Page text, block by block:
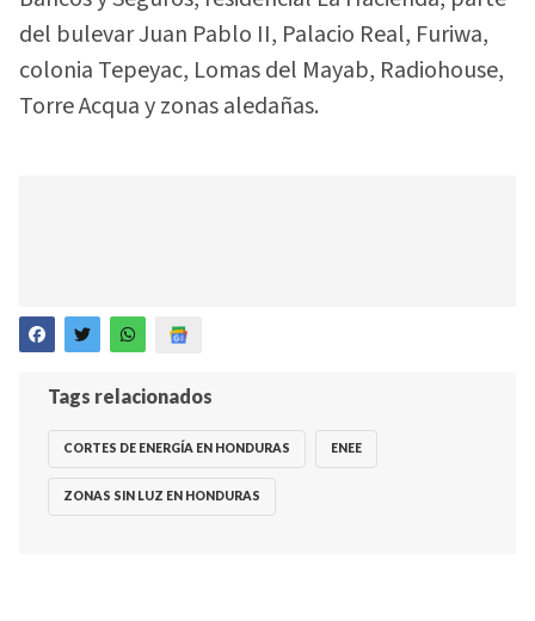
del bulevar Juan Pablo II, Palacio Real, Furiwa,
colonia Tepeyac, Lomas del Mayab, Radiohouse,
Torre Acqua y zonas aledañas.
Tags relacionados
CORTES DE ENERGÍA EN HONDURAS ENEE
ZONAS SIN LUZ EN HONDURAS